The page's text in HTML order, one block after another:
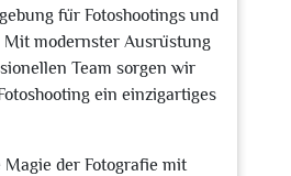
für Fotoshootings und
modernster Ausrüstung
Team sorgen wir
ein einzigartiges
Magie der Fotografie mit